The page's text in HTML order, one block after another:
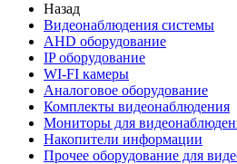
Назад
Видеонаблюдения cистемы
AHD оборудование
IP оборудование
WI-FI камеры
Аналоговое оборудование
Комплекты видеонаблюдения
Мониторы для
Накопители информации
Прочее оборудование для